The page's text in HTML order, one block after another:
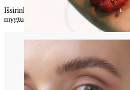
Išsirinkite didžiojo kristalo spalvą
mygtuko, kuris randasi paveikslėlio